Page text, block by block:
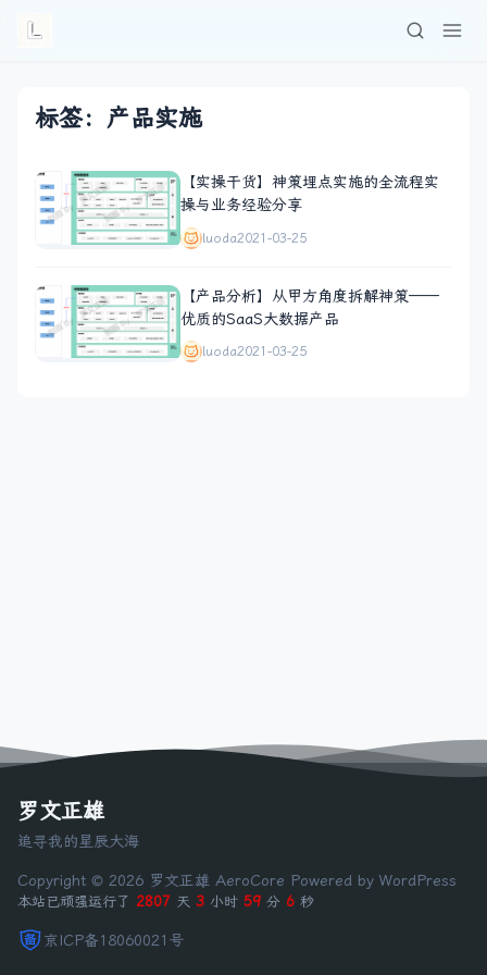
标签：产品实施
【实操干货】神策埋点实施的全流程实
操与业务经验分享
luoda2021-03-25
【产品分析】从甲方角度拆解神策——
优质的SaaS大数据产品
luoda2021-03-25
罗文正雄
追寻我的星辰大海
Copyright © 2026 罗文正雄 AeroCore Powered by WordPress
本站已顽强运行了 2807 天 3 小时 59 分 6 秒
京ICP备18060021号